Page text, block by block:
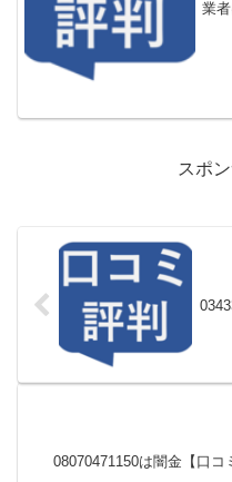
業
スポ
08070471150は闇金【口コ